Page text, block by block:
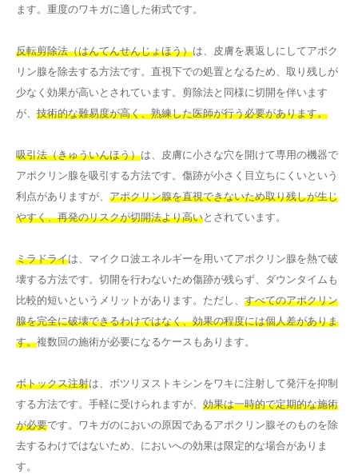
ます。重度のワキガに適した術式です。
反転剪除法（はんてんせんじょほう）は、皮膚を裏返しにしてアポク
リン腺を除去する方法です。直視下での処置となるため、取り残しが
少なく効果が高いとされています。剪除法と同様に切開を伴います
が、 技術的な難易度が高く、熟練した医師が行う必要があります。
吸引法（きゅういんほう）は、皮膚に小さな穴を開けて専用の機器で
アポクリン腺を吸引する方法です。傷跡が小さく目立ちにくいという
利点がありますが、 アポクリン腺を直視できないため取り残しが生じ
やすく、再発のリスクが切開法より高いとされています。
ミラドライは、マイクロ波エネルギーを用いてアポクリン腺を熱で破
壊する方法です。切開を行わないため傷跡が残らず、ダウンタイムも
比較的短いというメリットがあります。ただし、 すべてのアポクリン
腺を完全に破壊できるわけではなく、効果の程度には個人差がありま
す。複数回の施術が必要になるケースもあります。
ボトックス注射は、ボツリヌストキシンをワキに注射して発汗を抑制
する方法です。手軽に受けられますが、 効果は一時的で定期的な施術
が必要です。ワキガのにおいの原因であるアポクリン腺そのものを除
去するわけではないため、においへの効果は限定的な場合がありま
す。